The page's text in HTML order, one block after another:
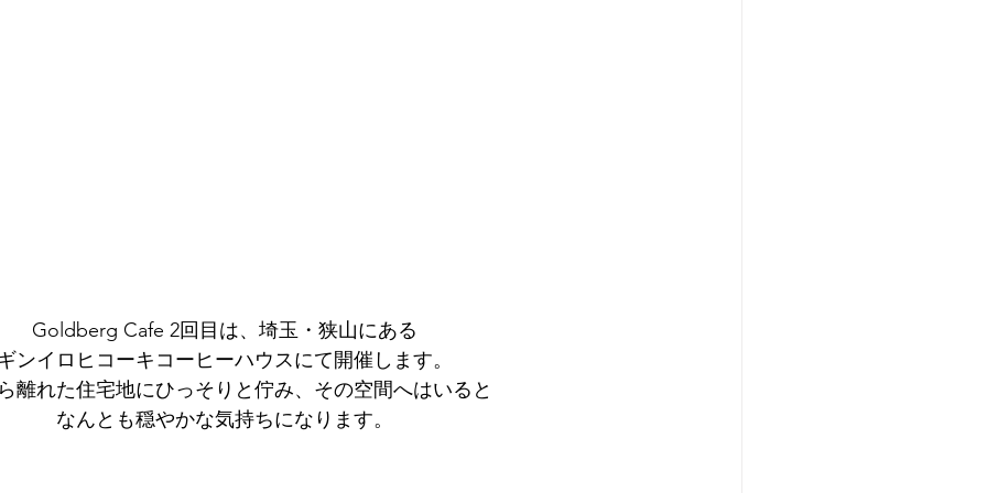
Goldberg Cafe 2回目は、埼玉・狭山にある
ンイロヒコーキコーヒーハウスにて開催します。
離れた住宅地にひっそりと佇み、その空間へはいると
なんとも穏やかな気持ちになります。